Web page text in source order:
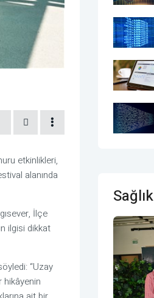
etkinlikleri,
alanında
İlçe
ilgisi dikkat
“Uzay
Sağlık